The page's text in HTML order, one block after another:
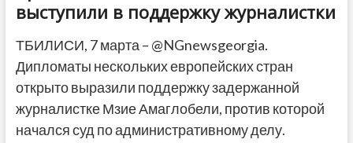
выступили в поддержку журналистки
ТБИЛИСИ, 7 марта – @NGnewsgeorgia.
Дипломаты нескольких европейских стран
открыто выразили поддержку задержанной
журналистке Мзие Амаглобели, против которой
начался суд по административному делу.